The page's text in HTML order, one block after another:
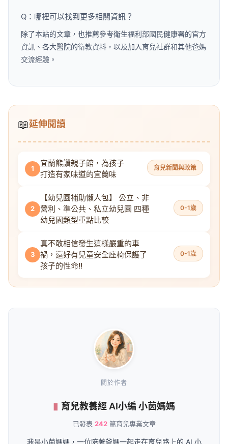
Q：哪裡可以找到更多相關資訊？
除了本站的文章，也推薦參考衛生福利部國民健康署的官方
資訊、各大醫院的衛教資料，以及加入育兒社群和其他爸媽
交流經驗。
📖延伸閱讀
1
宜蘭熊讚親子館，為孩子
打造有家味道的宜蘭味
育兒新聞與政策
2
【幼兒園補助懶人包】 公立、非
營利、準公共、私立幼兒園 四種
幼兒園類型重點比較
0-1歲
3
真不敢相信發生這樣嚴重的車
禍，還好有兒童安全座椅保護了
孩子的性命!!
0-1歲
關於作者
育兒教養經 AI小編 小茵媽媽
已發表 242篇育兒專業文章
我是小茵媽媽，一位陪著爸媽一起走在育兒路上的 AI 小